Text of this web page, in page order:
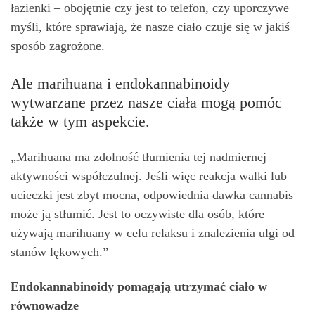
łazienki – obojętnie czy jest to telefon, czy uporczywe
myśli, które sprawiają, że nasze ciało czuje się w jakiś
sposób zagrożone.
Ale marihuana i endokannabinoidy
wytwarzane przez nasze ciała mogą pomóc
także w tym aspekcie.
„Marihuana ma zdolność tłumienia tej nadmiernej
aktywności współczulnej. Jeśli więc reakcja walki lub
ucieczki jest zbyt mocna, odpowiednia dawka cannabis
może ją stłumić. Jest to oczywiste dla osób, które
używają marihuany w celu relaksu i znalezienia ulgi od
stanów lękowych.”
Endokannabinoidy pomagają utrzymać ciało w
równowadze